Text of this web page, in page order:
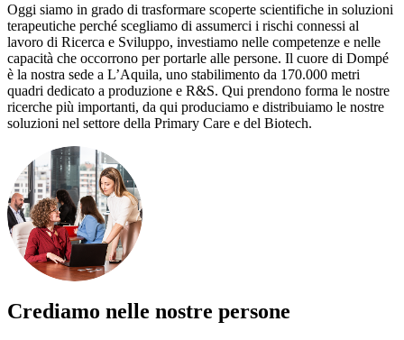
Oggi siamo in grado di trasformare scoperte scientifiche in soluzioni
terapeutiche perché scegliamo di assumerci i rischi connessi al
lavoro di Ricerca e Sviluppo, investiamo nelle competenze e nelle
capacità che occorrono per portarle alle persone. Il cuore di Dompé
è la nostra sede a L’Aquila, uno stabilimento da 170.000 metri
quadri dedicato a produzione e R&S. Qui prendono forma le nostre
ricerche più importanti, da qui produciamo e distribuiamo le nostre
soluzioni nel settore della Primary Care e del Biotech.
Crediamo nelle nostre persone